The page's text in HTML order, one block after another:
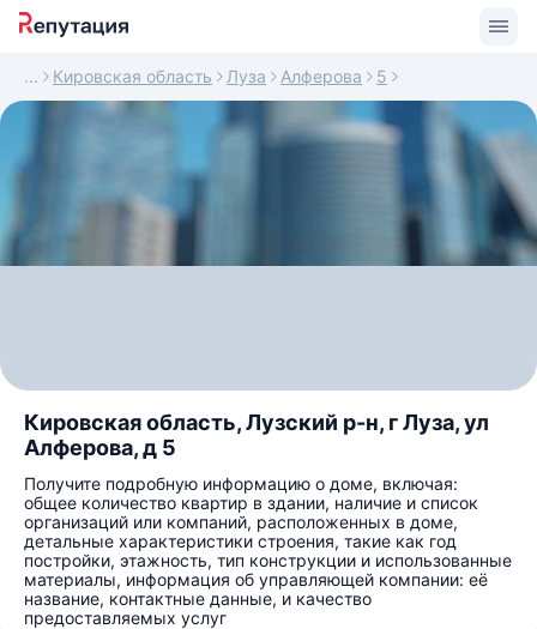
Кировская область Луза Алферова 5
Кировская область, Лузский р-н, г Луза, ул
Алферова, д 5
Получите подробную информацию о доме, включая:
общее количество квартир в здании, наличие и список
организаций или компаний, расположенных в доме,
детальные характеристики строения, такие как год
постройки, этажность, тип конструкции и использованные
материалы, информация об управляющей компании: её
название, контактные данные, и качество
предоставляемых услуг